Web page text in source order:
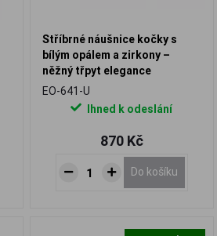
Stříbrné náušnice kočky s
bílým opálem a zirkony –
něžný třpyt elegance
EO-641-U
Ihned k odeslání
870 Kč
Do košíku